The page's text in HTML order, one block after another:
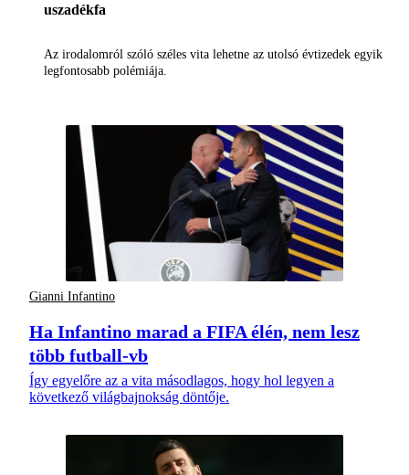
uszadékfa
Az irodalomról szóló széles vita lehetne az utolsó évtizedek egyik
legfontosabb polémiája.
Gianni Infantino
Ha Infantino marad a FIFA élén, nem lesz
több futball-vb
Így egyelőre az a vita másodlagos, hogy hol legyen a
következő világbajnokság döntője.